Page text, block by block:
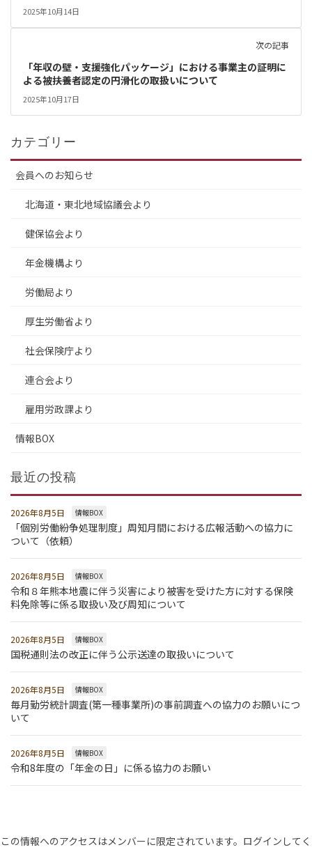
2025年10月14日
次の記事
「年収の壁・支援強化パッケージ」における事業主の証明に
よる被扶養者認定の円滑化の取扱いについて
2025年10月17日
カテゴリー
会員へのお知らせ
北海道・東北地域協議会より
健保協会より
年金機構より
労働局より
厚生労働省より
社会保険庁より
連合会より
雇用労政課より
情報BOX
最近の投稿
2026年8月5日 情報BOX
「個別労働紛争処理制度」周知月間における広報活動への協力に
ついて（依頼）
2026年8月5日 情報BOX
令和８年熊本地震に伴う災害により被害を受けた方に対する保険
料免除等に係る取扱い及び周知について
2026年8月5日 情報BOX
国税通則法の改正に伴う公示送達の取扱いについて
2026年8月5日 情報BOX
毎月勤労統計調査(第一種事業所)の事前調査への協力のお願いにつ
いて
2026年8月5日 情報BOX
令和8年度の「年金の日」に係る協力のお願い
この情報へのアクセスはメンバーに限定されています。ログインしてく